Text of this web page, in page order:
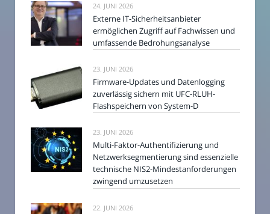
24. JUNI 2026
Externe IT-Sicherheitsanbieter
ermöglichen Zugriff auf Fachwissen und
umfassende Bedrohungsanalyse
23. JUNI 2026
Firmware-Updates und Datenlogging
zuverlässig sichern mit UFC-RLUH-
Flashspeichern von System-D
23. JUNI 2026
Multi-Faktor-Authentifizierung und
Netzwerksegmentierung sind essenzielle
technische NIS2-Mindestanforderungen
zwingend umzusetzen
22. JUNI 2026